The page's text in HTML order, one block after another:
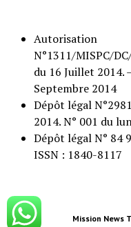
Autorisation
N°1311/MISPC/
du 16 Juillet 2014.
Septembre 2014
Dépôt légal
2014. N° 001 du
Dépôt légal N° 84
ISSN : 1840-8117
Mission News